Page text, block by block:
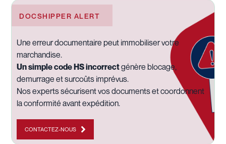
DOCSHIPPER ALERT
Une erreur documentaire peut immobiliser votre
marchandise.
Un simple code HS incorrectgénère blocage,
demurrage et surcoûts imprévus.
Nos experts sécurisent vos documents et coordonnent
la conformité avant expédition.
CONTACTEZ-NOUS